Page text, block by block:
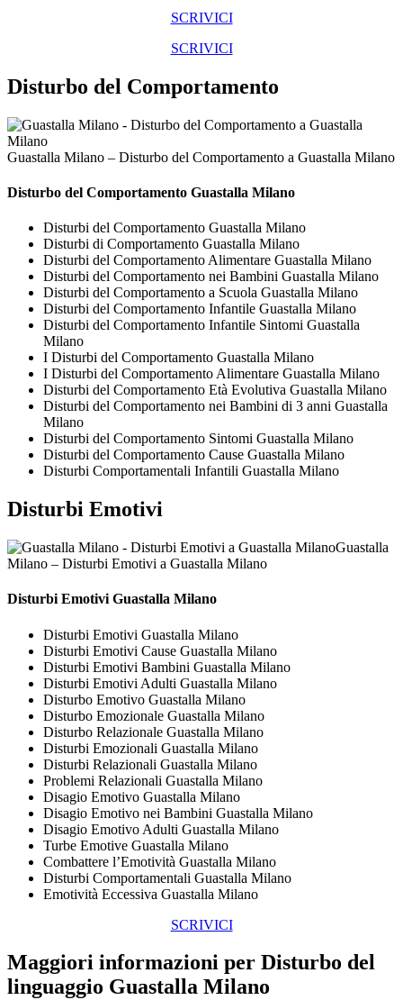
SCRIVICI
SCRIVICI
Disturbo del Comportamento
Guastalla Milano – Disturbo del Comportamento a Guastalla Milano
Disturbo del Comportamento Guastalla Milano
Disturbi del Comportamento Guastalla Milano
Disturbi di Comportamento Guastalla Milano
Disturbi del Comportamento Alimentare Guastalla Milano
Disturbi del Comportamento nei Bambini Guastalla Milano
Disturbi del Comportamento a Scuola Guastalla Milano
Disturbi del Comportamento Infantile Guastalla Milano
Disturbi del Comportamento Infantile Sintomi Guastalla
Milano
I Disturbi del Comportamento Guastalla Milano
I Disturbi del Comportamento Alimentare Guastalla Milano
Disturbi del Comportamento Età Evolutiva Guastalla Milano
Disturbi del Comportamento nei Bambini di 3 anni Guastalla
Milano
Disturbi del Comportamento Sintomi Guastalla Milano
Disturbi del Comportamento Cause Guastalla Milano
Disturbi Comportamentali Infantili Guastalla Milano
Disturbi Emotivi
Guastalla
Milano – Disturbi Emotivi a Guastalla Milano
Disturbi Emotivi Guastalla Milano
Disturbi Emotivi Guastalla Milano
Disturbi Emotivi Cause Guastalla Milano
Disturbi Emotivi Bambini Guastalla Milano
Disturbi Emotivi Adulti Guastalla Milano
Disturbo Emotivo Guastalla Milano
Disturbo Emozionale Guastalla Milano
Disturbo Relazionale Guastalla Milano
Disturbi Emozionali Guastalla Milano
Disturbi Relazionali Guastalla Milano
Problemi Relazionali Guastalla Milano
Disagio Emotivo Guastalla Milano
Disagio Emotivo nei Bambini Guastalla Milano
Disagio Emotivo Adulti Guastalla Milano
Turbe Emotive Guastalla Milano
Combattere l’Emotività Guastalla Milano
Disturbi Comportamentali Guastalla Milano
Emotività Eccessiva Guastalla Milano
SCRIVICI
Maggiori informazioni per Disturbo del
linguaggio Guastalla Milano